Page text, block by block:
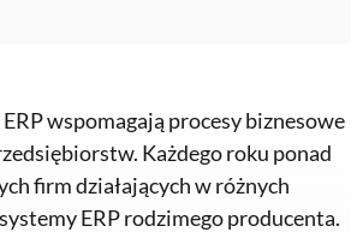
wspomagają procesy biznesowe
Każdego roku ponad
firm działających w różnych
ERP rodzimego producenta.